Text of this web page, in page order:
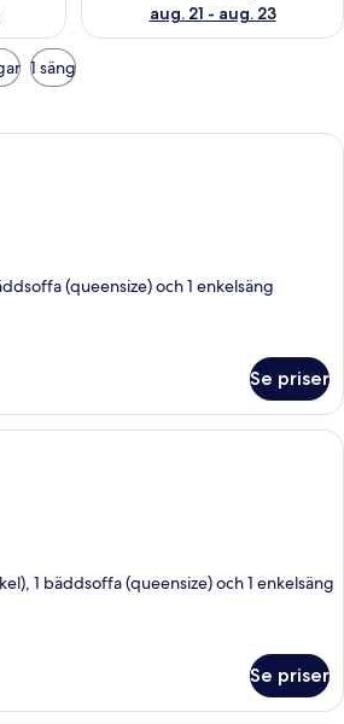
aug. 21 - aug. 23
1 säng
Stuga Premium | Sängtillbehör av
(queensize) och 1 enkelsäng
Se priser
Stuga Standard | Badrum |
1 bäddsoffa (queensize) och 1 enkelsäng
Se priser